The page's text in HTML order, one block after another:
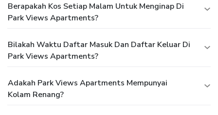
Berapakah Kos Setiap Malam Untuk Menginap Di
Park Views Apartments?
Bilakah Waktu Daftar Masuk Dan Daftar Keluar Di
Park Views Apartments?
Adakah Park Views Apartments Mempunyai
Kolam Renang?